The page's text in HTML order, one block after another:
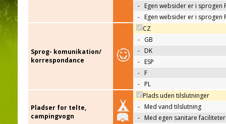
- Egen websider er i sprogen
- Egen websider er i sprogen
Sprog- komunikation/
korrespondance
CZ
- GB
- DK
- ESP
- F
- PL
Pladser for telte,
campingvogn
Plads uden tilslutninger
- Med vand tilslutning
- Med egen sanitare faciliteter